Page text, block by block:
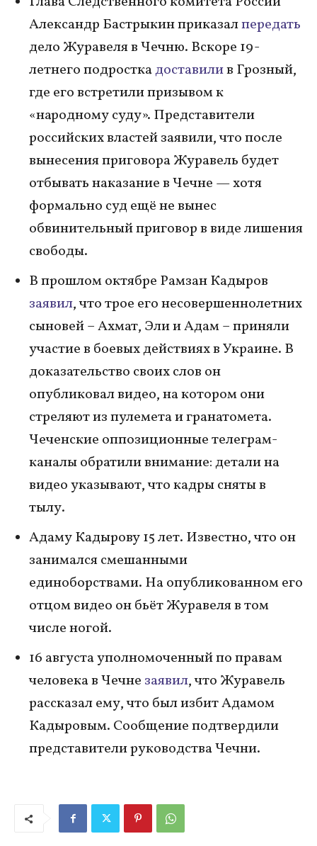
Александр Бастрыкин приказалпередать
дело Журавеля в Чечню. Вскоре 19-
летнего подросткадоставилив Грозный,
где его встретили призывом к
«народному суду». Представители
российских властей заявили, что после
вынесения приговора Журавель будет
отбывать наказание в Чечне — хотя
формально суд ещё не вынес
обвинительный приговор в виде лишения
свободы.
В прошлом октябре Рамзан Кадыров
заявил, что трое его несовершеннолетних
сыновей – Ахмат, Эли и Адам – приняли
участие в боевых действиях в Украине. В
доказательство своих слов он
опубликовал видео, на котором они
стреляют из пулемета и гранатомета.
Чеченские оппозиционные телеграм-
каналы обратили внимание: детали на
видео указывают, что кадры сняты в
тылу.
Адаму Кадырову 15 лет. Известно, что он
занимался смешанными
единоборствами. На опубликованном его
отцом видео он бьёт Журавеля в том
числе ногой.
16 августа уполномоченный по правам
человека в Чечне заявил, что Журавель
рассказал ему, что был избит Адамом
Кадыровым. Сообщение подтвердили
представители руководства Чечни.